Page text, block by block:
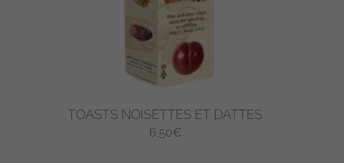
TOASTS NOISETTES ET DATTES
6,50€